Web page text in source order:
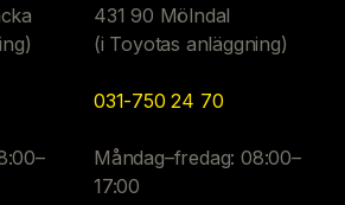
431 90 Mölndal
(i Toyotas anläggning)
031-750 24 70
Måndag–fredag: 08:00–
17:00